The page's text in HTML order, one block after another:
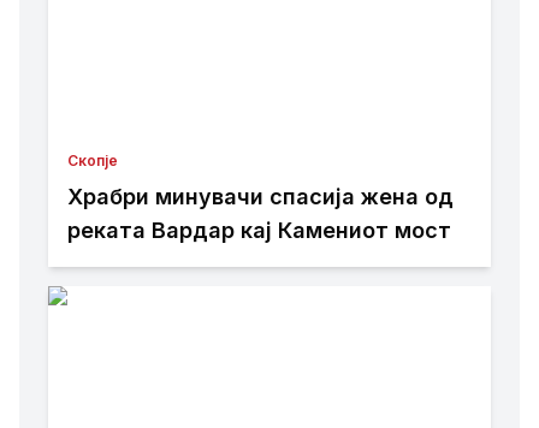
Скопје
Храбри минувачи спасија жена од
реката Вардар кај Камениот мост